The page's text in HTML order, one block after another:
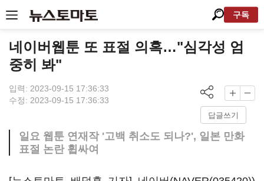
구독
네이버웹툰 또 표절 의혹…"심각성 엄
중히 봐"
입력: 2023-09-15 17:36:33
수정: 2023-09-15 17:36:33
답글쓰기
일요 웹툰 연재작 '고백 취소도 되나?', 일본 만화
표절 논란 휩싸여